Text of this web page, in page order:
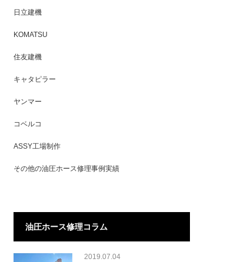
日立建機
KOMATSU
住友建機
キャタピラー
ヤンマー
コベルコ
ASSY工場制作
その他の油圧ホース修理事例実績
油圧ホース修理コラム
2019.07.04